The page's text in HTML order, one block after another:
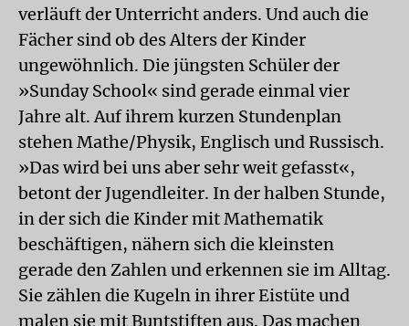
verläuft der Unterricht anders. Und auch die
Fächer sind ob des Alters der Kinder
ungewöhnlich. Die jüngsten Schüler der
»Sunday School« sind gerade einmal vier
Jahre alt. Auf ihrem kurzen Stundenplan
stehen Mathe/Physik, Englisch und Russisch.
»Das wird bei uns aber sehr weit gefasst«,
betont der Jugendleiter. In der halben Stunde,
in der sich die Kinder mit Mathematik
beschäftigen, nähern sich die kleinsten
gerade den Zahlen und erkennen sie im Alltag.
Sie zählen die Kugeln in ihrer Eistüte und
malen sie mit Buntstiften aus. Das machen